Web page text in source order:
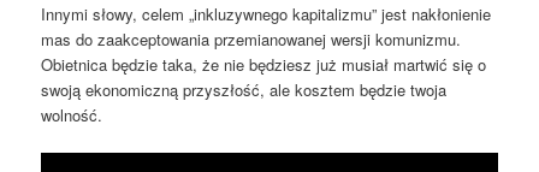
Innymi słowy, celem „inkluzywnego kapitalizmu” jest nakłonienie
mas do zaakceptowania przemianowanej wersji komunizmu.
Obietnica będzie taka, że ​​nie będziesz już musiał martwić się o
swoją ekonomiczną przyszłość, ale kosztem będzie twoja
wolność.